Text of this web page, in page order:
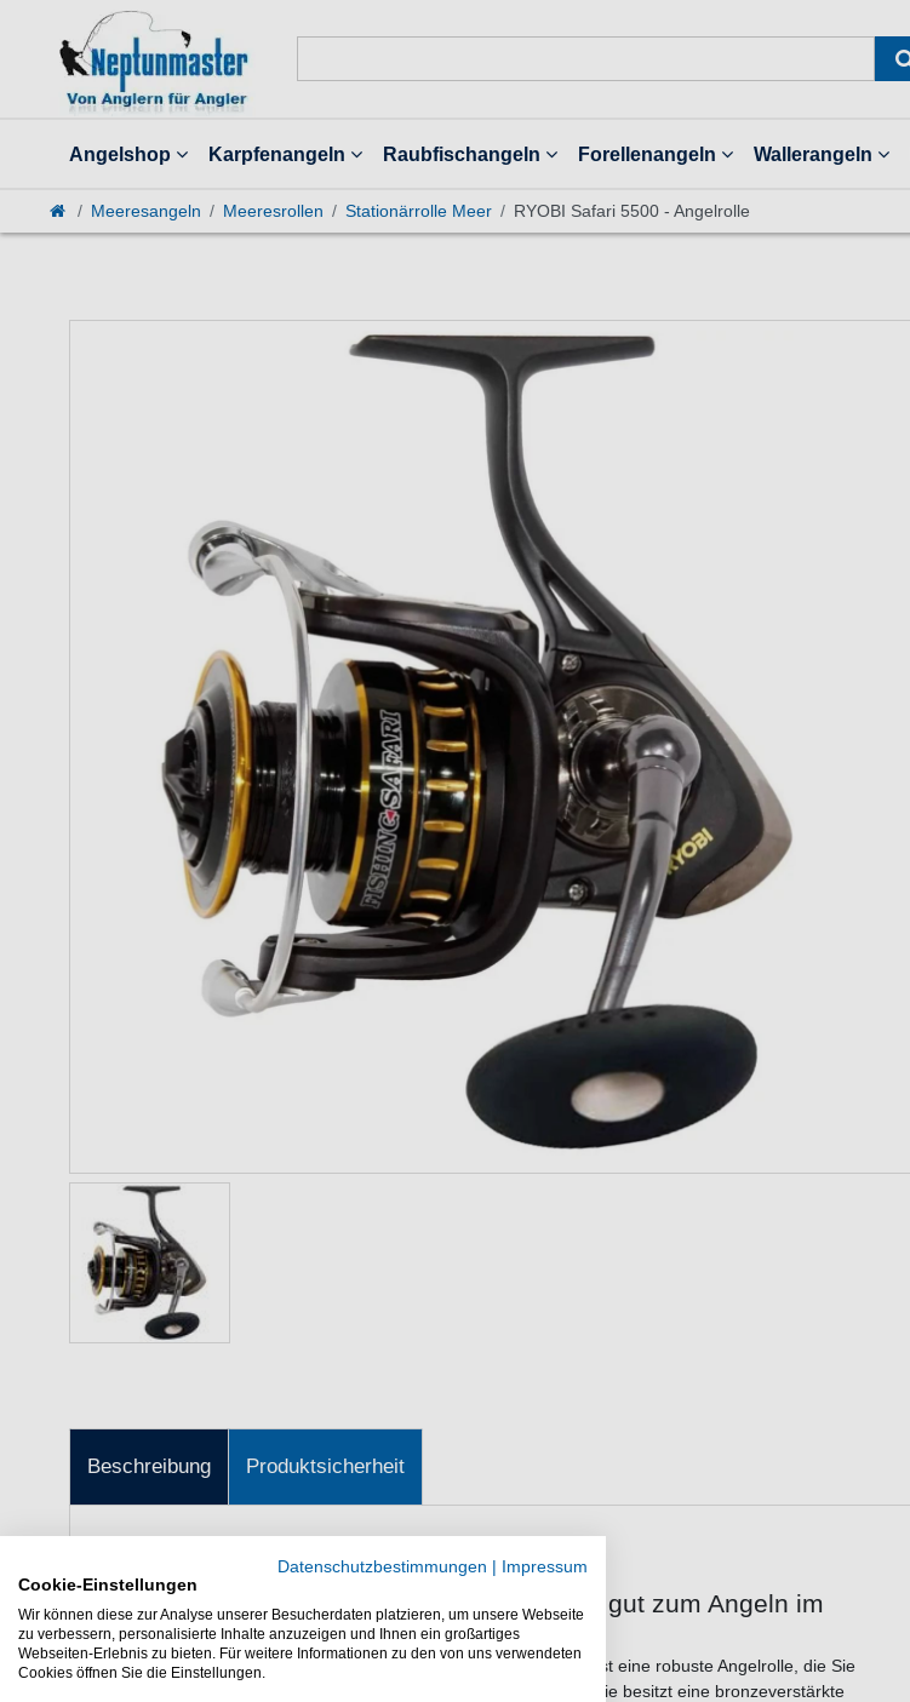
Angelshop Karpfenangeln Raubfischangeln Forellenangeln Wallerangeln
Meeresangeln Meeresrollen Stationärrolle Meer RYOBI Safari 5500 - Angelrolle
Beschreibung Produktsicherheit
RYOBI Safari 5500 - Angelrolle
Die RYOBI Safari Angelrolle eignet sich sehr gut zum Angeln im
Salzwasser
RYOBI Safari 5500 - Angelrolle - Die Rolle aus dem Hause RYOBI ist eine robuste Angelrolle, die Sie
sowohl im Süßwasser als auch im Salzwasser eingesetzt können. Sie besitzt eine bronzeverstärkte
Datenschutzbestimmungen
Impressum
Cookie-Einstellungen
Wir können diese zur Analyse unserer Besucherdaten platzieren, um unsere Webseite
zu verbessern, personalisierte Inhalte anzuzeigen und Ihnen ein großartiges
Webseiten-Erlebnis zu bieten. Für weitere Informationen zu den von uns verwendeten
Cookies öffnen Sie die Einstellungen.